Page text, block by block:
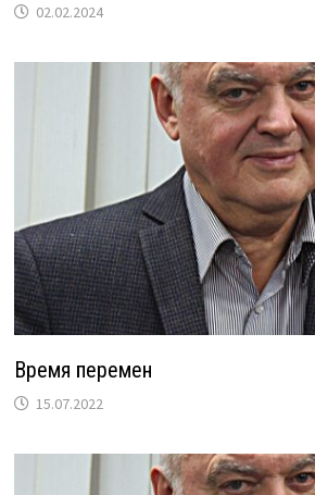
02.02.2024
Время перемен
15.07.2022